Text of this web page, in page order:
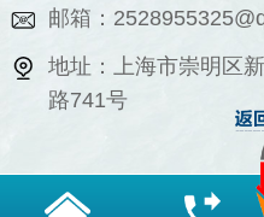
邮箱：
地址：上海市崇明区
路741号